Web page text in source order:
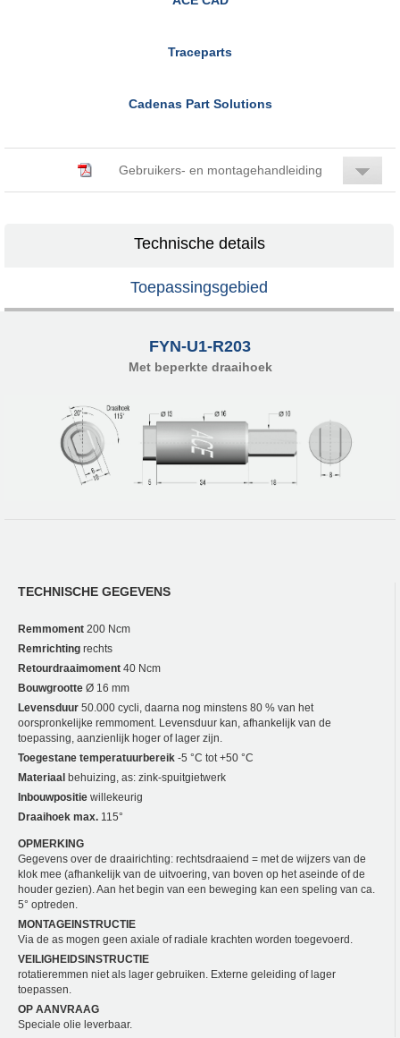
Traceparts
Cadenas Part Solutions
Gebruikers- en montagehandleiding
Technische details
Toepassingsgebied
FYN-U1-R203
Met beperkte draaihoek
TECHNISCHE GEGEVENS
Remmoment 200 Ncm
Remrichting rechts
Retourdraaimoment 40 Ncm
Bouwgrootte Ø 16 mm
Levensduur 50.000 cycli, daarna nog minstens 80 % van het
oorspronkelijke remmoment. Levensduur kan, afhankelijk van de
toepassing, aanzienlijk hoger of lager zijn.
Toegestane temperatuurbereik -5 °C tot +50 °C
Materiaal behuizing, as: zink-spuitgietwerk
Inbouwpositie willekeurig
Draaihoek max. 115°
OPMERKING
Gegevens over de draairichting: rechtsdraaiend = met de wijzers van de
klok mee (afhankelijk van de uitvoering, van boven op het aseinde of de
houder gezien). Aan het begin van een beweging kan een speling van ca.
5° optreden.
MONTAGEINSTRUCTIE
Via de as mogen geen axiale of radiale krachten worden toegevoerd.
VEILIGHEIDSINSTRUCTIE
rotatieremmen niet als lager gebruiken. Externe geleiding of lager
toepassen.
OP AANVRAAG
Speciale olie leverbaar.